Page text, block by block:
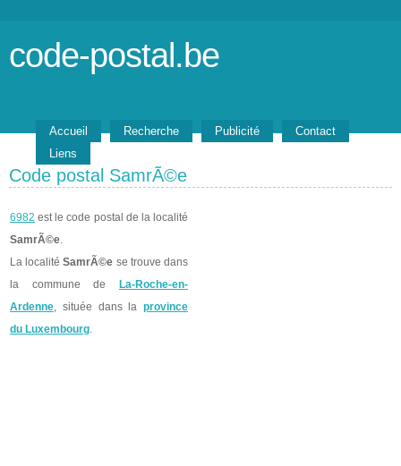
code-postal.be
Accueil Recherche Publicité
Contact
Liens
Code postal SamrÃ©e
6982 est le code postal de la localité
SamrÃ©e.
La localitéSamrÃ©e se trouve dans
la commune de
La-Roche-en-
Ardenne, située dans la province
du Luxembourg.